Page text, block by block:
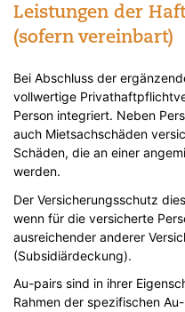
Leistungen der
(sofern vereinbart)
Bei Abschluss der
vollwertige
Person integriert. Neben
auch Mietsachschäden
Schäden, die an einer
werden.
Der Versicherungsschutz
wenn für die versicherte
ausreichender anderer
(Subsidiärdeckung).
Au-pairs sind in ihrer
Rahmen der spezifischen